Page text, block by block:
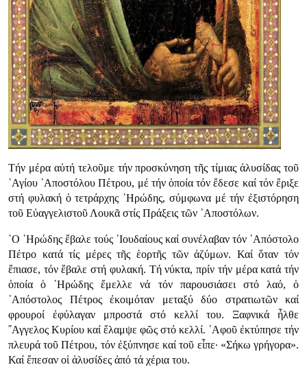
Τήν μέρα αὐτή τελοῦμε τήν προσκύνηση τῆς τίμιας ἁλυσίδας τοῦ
῾Αγίου ᾿Αποστόλου Πέτρου, μέ τήν ὁποία τόν ἔδεσε καί τόν ἔριξε
στή φυλακή ὁ τετράρχης ῾Ηρώδης, σύμφωνα μέ τήν ἐξιστόρηση
τοῦ Εὐαγγελιστοῦ Λουκᾶ στίς Πράξεις τῶν ᾿Αποστόλων.
῾Ο ῾Ηρώδης ἔβαλε τούς ᾿Ιουδαίους καί συνέλαβαν τόν ᾿Απόστολο
Πέτρο κατά τίς μέρες τῆς ἑορτῆς τῶν ἀζύμων. Καί ὅταν τόν
ἔπιασε, τόν ἔβαλε στή φυλακή. Τή νύκτα, πρίν τήν μέρα κατά τήν
ὁποία ὁ ῾Ηρώδης ἔμελλε νά τόν παρουσιάσει στό λαό, ὁ
᾿Απόστολος Πέτρος ἐκοιμόταν μεταξύ δύο στρατιωτῶν καί
φρουροί ἐφύλαγαν μπροστά στό κελλί του. Ξαφνικά ἦλθε
῎Αγγελος Κυρίου καί ἔλαμψε φῶς στό κελλί. ᾿Αφοῦ ἐκτύπησε τήν
πλευρά τοῦ Πέτρου, τόν ἐξύπνησε καί τοῦ εἶπε· «Σήκω γρήγορα».
Καί ἔπεσαν οἱ ἁλυσίδες ἀπό τά χέρια του.